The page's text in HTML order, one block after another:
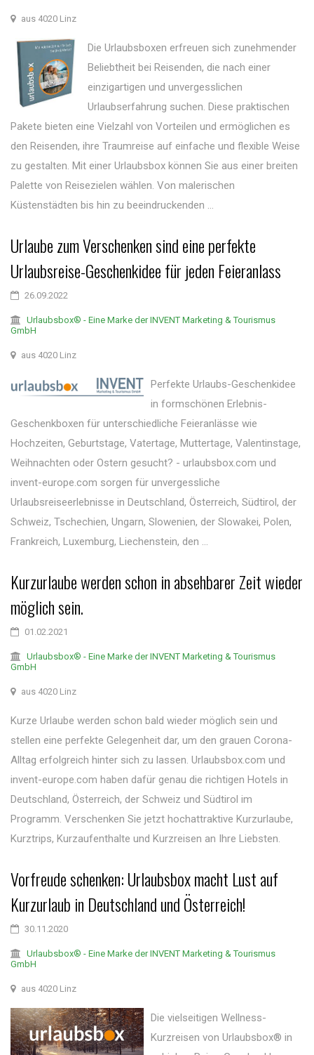
aus 4020 Linz
Die Urlaubsboxen erfreuen sich zunehmender
Beliebtheit bei Reisenden, die nach einer
einzigartigen und unvergesslichen
Urlaubserfahrung suchen. Diese praktischen
Pakete bieten eine Vielzahl von Vorteilen und ermöglichen es
den Reisenden, ihre Traumreise auf einfache und flexible Weise
zu gestalten. Mit einer Urlaubsbox können Sie aus einer breiten
Palette von Reisezielen wählen. Von malerischen
Küstenstädten bis hin zu beeindruckenden ...
Urlaube zum Verschenken sind eine perfekte
Urlaubsreise-Geschenkidee für jeden Feieranlass
26.09.2022
Urlaubsbox® - Eine Marke der INVENT Marketing & Tourismus
GmbH
aus 4020 Linz
Perfekte Urlaubs-Geschenkidee
in formschönen Erlebnis-
Geschenkboxen für unterschiedliche Feieranlässe wie
Hochzeiten, Geburtstage, Vatertage, Muttertage, Valentinstage,
Weihnachten oder Ostern gesucht? - urlaubsbox.com und
invent-europe.com sorgen für unvergessliche
Urlaubsreiseerlebnisse in Deutschland, Österreich, Südtirol, der
Schweiz, Tschechien, Ungarn, Slowenien, der Slowakei, Polen,
Frankreich, Luxemburg, Liechenstein, den ...
Kurzurlaube werden schon in absehbarer Zeit wieder
möglich sein.
01.02.2021
Urlaubsbox® - Eine Marke der INVENT Marketing & Tourismus
GmbH
aus 4020 Linz
Kurze Urlaube werden schon bald wieder möglich sein und
stellen eine perfekte Gelegenheit dar, um den grauen Corona-
Alltag erfolgreich hinter sich zu lassen. Urlaubsbox.com und
invent-europe.com haben dafür genau die richtigen Hotels in
Deutschland, Österreich, der Schweiz und Südtirol im
Programm. Verschenken Sie jetzt hochattraktive Kurzurlaube,
Kurztrips, Kurzaufenthalte und Kurzreisen an Ihre Liebsten.
Vorfreude schenken: Urlaubsbox macht Lust auf
Kurzurlaub in Deutschland und Österreich!
30.11.2020
Urlaubsbox® - Eine Marke der INVENT Marketing & Tourismus
GmbH
aus 4020 Linz
Die vielseitigen Wellness-
Kurzreisen von Urlaubsbox® in